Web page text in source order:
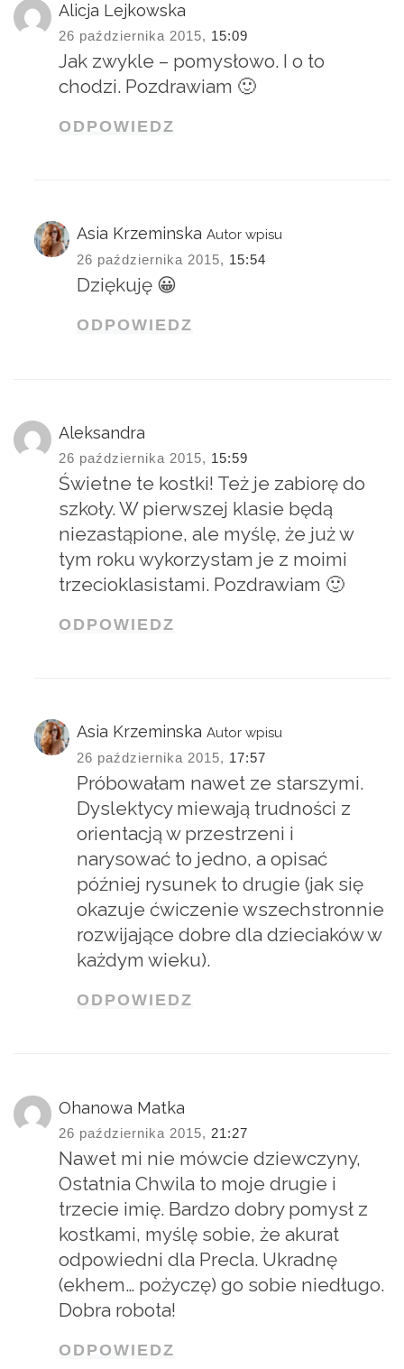
Alicja Lejkowska
26 października 2015, 15:09
Jak zwykle – pomysłowo. I o to
chodzi. Pozdrawiam 🙂
ODPOWIEDZ
Asia Krzeminska Autor wpisu
26 października 2015, 15:54
Dziękuję 😀
ODPOWIEDZ
Aleksandra
26 października 2015, 15:59
Świetne te kostki! Też je zabiorę do
szkoły. W pierwszej klasie będą
niezastąpione, ale myślę, że już w
tym roku wykorzystam je z moimi
trzecioklasistami. Pozdrawiam 🙂
ODPOWIEDZ
Asia Krzeminska Autor wpisu
26 października 2015, 17:57
Próbowałam nawet ze starszymi.
Dyslektycy miewają trudności z
orientacją w przestrzeni i
narysować to jedno, a opisać
później rysunek to drugie (jak się
okazuje ćwiczenie wszechstronnie
rozwijające dobre dla dzieciaków w
każdym wieku).
ODPOWIEDZ
Ohanowa Matka
26 października 2015, 21:27
Nawet mi nie mówcie dziewczyny,
Ostatnia Chwila to moje drugie i
trzecie imię. Bardzo dobry pomysł z
kostkami, myślę sobie, że akurat
odpowiedni dla Precla. Ukradnę
(ekhem… pożyczę) go sobie niedługo.
Dobra robota!
ODPOWIEDZ